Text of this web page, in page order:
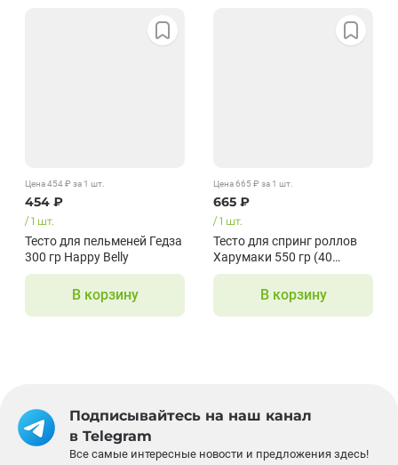
Цена454₽ за 1 шт.
454 ₽
/1 шт.
Тесто для пельменей Гедза
300 гр Happy Belly
В корзину
Цена665 ₽ за 1 шт.
665 ₽
/1 шт.
Тесто для спринг роллов
Харумаки 550 гр (40
листов 215*215 мм) Spring
В корзину
Подписывайтесь на наш канал
в Telegram
Все самые интересные новости и предложения здесь!